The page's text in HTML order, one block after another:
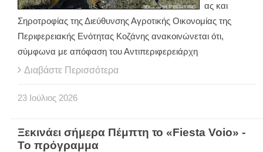
ας και
Σηροτροφίας της Διεύθυνσης Αγροτικής Οικονομίας της
Περιφερειακής Ενότητας Κοζάνης ανακοινώνεται ότι,
σύμφωνα με απόφαση του Αντιπεριφερειάρχη
Διαβάστε Περισσότερα
23 Ιούλιος 2026
Ξεκινάει σήμερα Πέμπτη το «Fiesta Voio» -
Το πρόγραμμα